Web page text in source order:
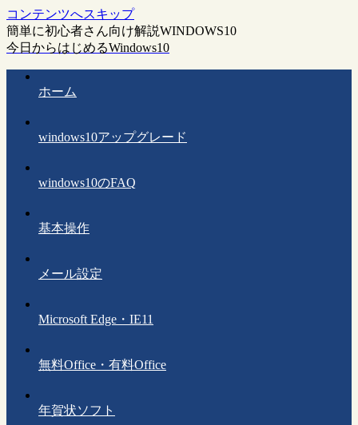
コンテンツへスキップ
簡単に初心者さん向け解説WINDOWS10
今日からはじめるWindows10
ホーム
windows10アップグレード
windows10のFAQ
基本操作
メール設定
Microsoft Edge・IE11
無料Office・有料Office
年賀状ソフト